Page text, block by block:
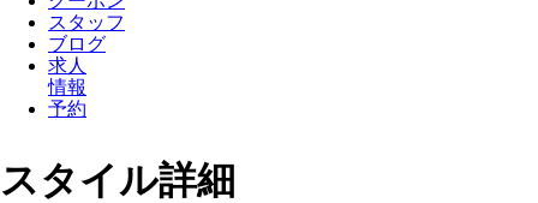
スタッフ
ブログ
求人
情報
予約
スタイル詳細